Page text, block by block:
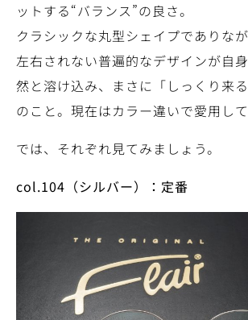
ットする“バランス”の良さ。
クラシックな丸型シェイプでありな
左右されない普遍的なデザインが自
然と溶け込み、まさに「しっくり来
のこと。現在はカラー違いで愛用して
では、それぞれ見てみましょう。
col.104 （シルバー）：定番